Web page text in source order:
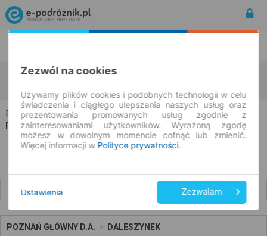
Poznań Daleszynek
Poznań → Daleszynek
Rozkład jazdy i bilety
POZNAŃ GŁÓWNY D.A. DALESZYNEK
Zezwól na cookies
Używamy plików cookies i podobnych technologii w celu
świadczenia i ciągłego ulepszania naszych usług oraz
prezentowania promowanych usług zgodnie z
zainteresowaniami użytkowników. Wyrażoną zgodę
możesz w dowolnym momencie cofnąć lub zmienić.
Więcej informacji w Polityce prywatności.
Ustawienia Zezwalam